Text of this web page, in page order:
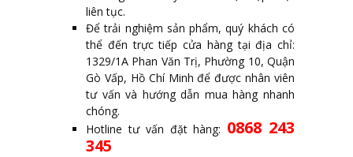
liên tục.
Để trải nghiệm sản phẩm, quý khách có
thể đến trực tiếp cửa hàng tại địa chỉ:
1329/1A Phan Văn Trị, Phường 10, Quận
Gò Vấp, Hồ Chí Minh để được nhân viên
tư vấn và hướng dẫn mua hàng nhanh
chóng.
Hotline tư vấn đặt hàng: 0868 243
345